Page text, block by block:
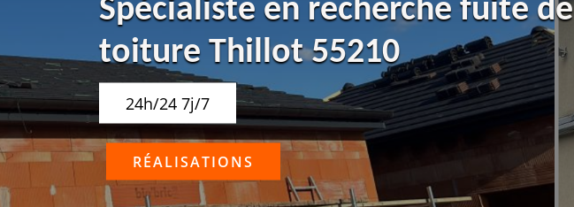
Spécialiste en recherche fuite de
toiture Thillot 55210
24h/24 7j/7
RÉALISATIONS